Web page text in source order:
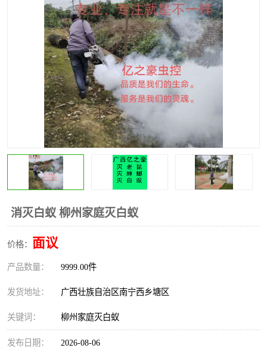
消灭白蚁 柳州家庭灭白蚁
价格： 面议
产品数量： 9999.00件
发货地址： 广西壮族自治区南宁西乡塘区
关键词： 柳州家庭灭白蚁
发布日期： 2026-08-06